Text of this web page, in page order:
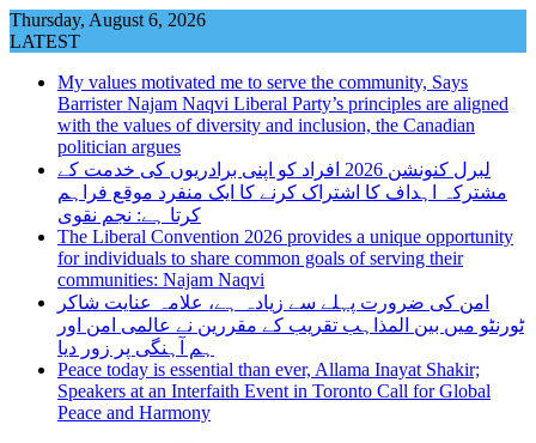
Skip
to
Thursday, August 6, 2026
LATEST
My values motivated me to serve the community, Says
Barrister Najam Naqvi Liberal Party’s principles are aligned
with the values of diversity and inclusion, the Canadian
politician argues
لبرل کنونشن 2026 افراد کو اپنی برادریوں کی خدمت کے
مشترکہ اہداف کا اشتراک کرنے کا ایک منفرد موقع فراہم
کرتا ہے: نجم نقوی
The Liberal Convention 2026 provides a unique opportunity
for individuals to share common goals of serving their
communities: Najam Naqvi
امن کی ضرورت پہلے سے زیادہ ہے، علامہ عنایت شاکر
ٹورنٹو میں بین المذاہب تقریب کے مقررین نے عالمی امن اور
ہم آہنگی پر زور دیا
Peace today is essential than ever, Allama Inayat Shakir;
Speakers at an Interfaith Event in Toronto Call for Global
Peace and Harmony